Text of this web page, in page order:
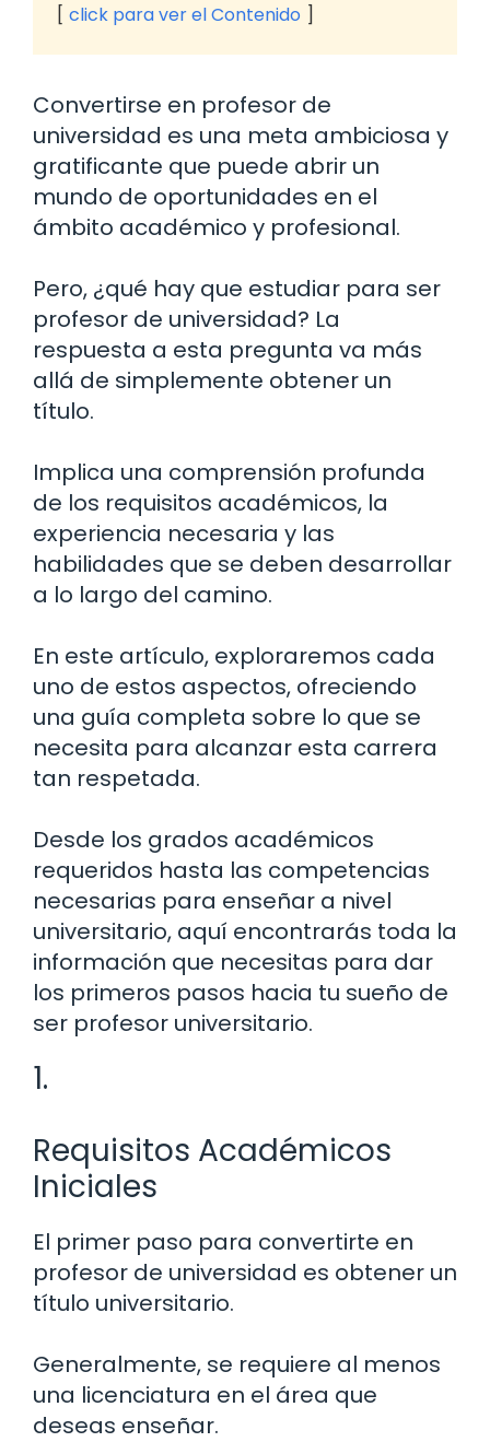
click para ver el Contenido
Convertirse en profesor de
universidad es una meta ambiciosa y
gratificante que puede abrir un
mundo de oportunidades en el
ámbito académico y profesional.
Pero, ¿qué hay que estudiar para ser
profesor de universidad? La
respuesta a esta pregunta va más
allá de simplemente obtener un
título.
Implica una comprensión profunda
de los requisitos académicos, la
experiencia necesaria y las
habilidades que se deben desarrollar
a lo largo del camino.
En este artículo, exploraremos cada
uno de estos aspectos, ofreciendo
una guía completa sobre lo que se
necesita para alcanzar esta carrera
tan respetada.
Desde los grados académicos
requeridos hasta las competencias
necesarias para enseñar a nivel
universitario, aquí encontrarás toda la
información que necesitas para dar
los primeros pasos hacia tu sueño de
ser profesor universitario.
1.
Requisitos Académicos
Iniciales
El primer paso para convertirte en
profesor de universidad es obtener un
título universitario.
Generalmente, se requiere al menos
una licenciatura en el área que
deseas enseñar.